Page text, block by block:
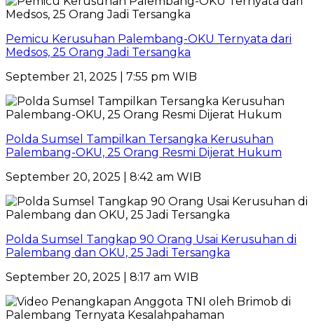
Pemicu Kerusuhan Palembang-OKU Ternyata dari
Medsos, 25 Orang Jadi Tersangka
September 21, 2025 | 7:55 pm WIB
Polda Sumsel Tampilkan Tersangka Kerusuhan
Palembang-OKU, 25 Orang Resmi Dijerat Hukum
September 20, 2025 | 8:42 am WIB
Polda Sumsel Tangkap 90 Orang Usai Kerusuhan di
Palembang dan OKU, 25 Jadi Tersangka
September 20, 2025 | 8:17 am WIB